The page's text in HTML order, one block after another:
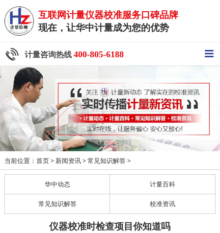
互联网计量仪器校准服务口碑品牌
现在，让华中计量成为您的优势
计量咨询热线 400-805-6188
当前位置： 首页> 新闻资讯> 常见知识解答>
华中动态 计量百科
常见知识解答 校准资讯
仪器校准时检查项目你知道吗